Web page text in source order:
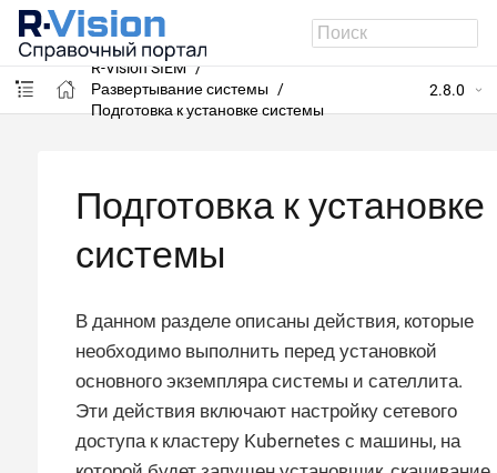
R-Vision SIEM
Развертывание системы
Подготовка к установке системы
2.8.0
Подготовка к установке
системы
В данном разделе описаны действия, которые
необходимо выполнить перед установкой
основного экземпляра системы и сателлита.
Эти действия включают настройку сетевого
доступа к кластеру Kubernetes с машины, на